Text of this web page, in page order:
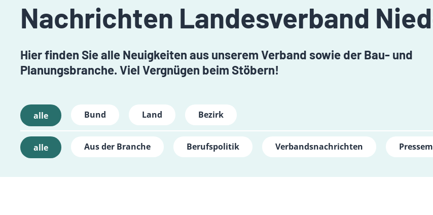
Nachrichten Landesverband
Hier finden Sie alle Neuigkeiten aus unserem Verband sowie der Bau- und
Planungsbranche. Viel Vergnügen beim Stöbern!
alle Bund Land Bezirk
alle Aus der Branche Berufspolitik Verbandsnachrichten